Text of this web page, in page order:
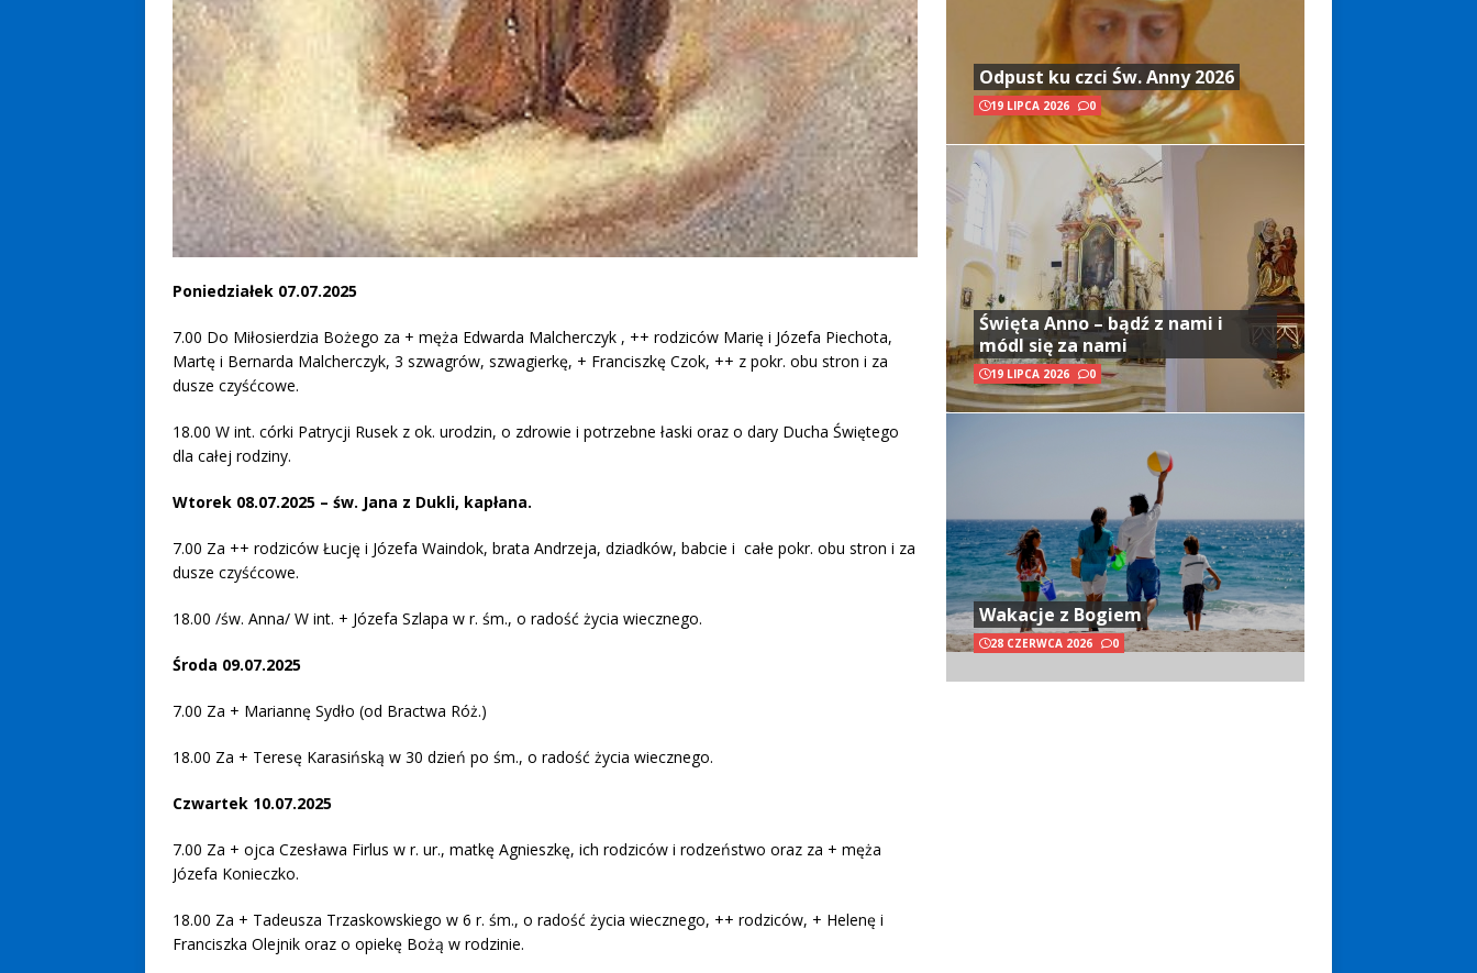
Poniedziałek 07.07.2025
7.00 Do Miłosierdzia Bożego za + męża Edwarda Malcherczyk , ++ rodziców Marię i Józefa Piechota,
Martę i Bernarda Malcherczyk, 3 szwagrów, szwagierkę, + Franciszkę Czok, ++ z pokr. obu stron i za
dusze czyśćcowe.
18.00 W int. córki Patrycji Rusek z ok. urodzin, o zdrowie i potrzebne łaski oraz o dary Ducha Świętego
dla całej rodziny.
Wtorek 08.07.2025 – św. Jana z Dukli, kapłana.
7.00 Za ++ rodziców Łucję i Józefa Waindok, brata Andrzeja, dziadków, babcie i całe pokr. obu stron i za
dusze czyśćcowe.
18.00 /św. Anna/ W int. + Józefa Szlapa w r. śm., o radość życia wiecznego.
Środa 09.07.2025
7.00 Za + Mariannę Sydło (od Bractwa Róż.)
18.00 Za + Teresę Karasińską w 30 dzień po śm., o radość życia wiecznego.
Czwartek 10.07.2025
7.00 Za + ojca Czesława Firlus w r. ur., matkę Agnieszkę, ich rodziców i rodzeństwo oraz za + męża
Józefa Konieczko.
18.00 Za + Tadeusza Trzaskowskiego w 6 r. śm., o radość życia wiecznego, ++ rodziców, + Helenę i
Franciszka Olejnik oraz o opiekę Bożą w rodzinie.
Odpust ku czci Św. Anny 2026
19 LIPCA 2026 0
Święta Anno – bądź z nami i
módl się za nami
19 LIPCA 2026 0
Wakacje z Bogiem
28 CZERWCA 2026 0